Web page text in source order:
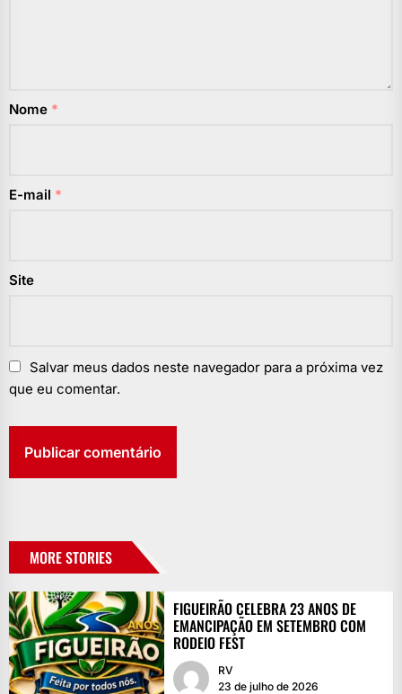
Nome *
E-mail *
Site
Salvar meus dados neste navegador para a próxima vez
que eu comentar.
MORE STORIES
FIGUEIRÃO CELEBRA 23 ANOS DE
EMANCIPAÇÃO EM SETEMBRO COM
RODEIO FEST
RV
23 de julho de 2026